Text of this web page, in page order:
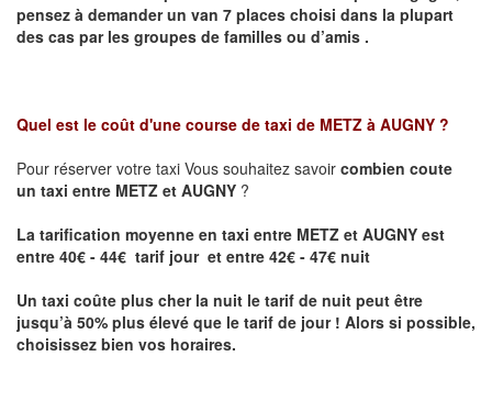
pensez à demander un van 7 places choisi dans la plupart
des cas par les groupes de familles ou d’amis .
Quel est le coût d'une course de taxi de METZ à AUGNY ?
Pour réserver votre taxi Vous souhaitez savoir combien coute
un taxi entre METZ et AUGNY ?
La tarification moyenne en taxi entre METZ et AUGNY est
entre 40€ - 44€ tarif jour et entre 42€ - 47€ nuit
Un taxi coûte plus cher la nuit le tarif de nuit peut être
jusqu’à 50% plus élevé que le tarif de jour ! Alors si possible,
choisissez bien vos horaires.